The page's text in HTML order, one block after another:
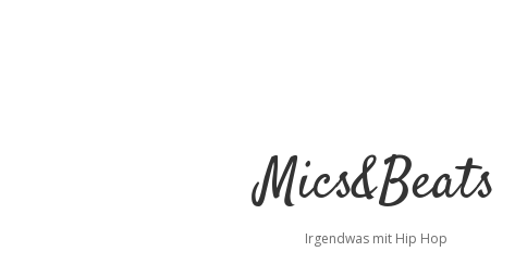
Mics&Beats
Irgendwas mit Hip Hop